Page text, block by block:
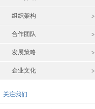
组织架构
合作团队
发展策略
企业文化
关注我们